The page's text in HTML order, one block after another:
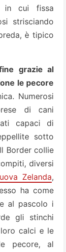
in cui fissa
strisciando
è tipico
grazie al
le pecore
Numerosi
di cani
capaci di
sotto
Border collie
diversi
Zelanda,
ha come
al pascolo i
gli stinchi
calci e le
pecore, al